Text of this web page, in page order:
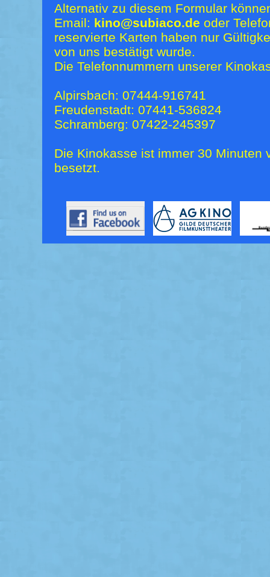
Alternativ zu diesem Formular
Email: kino@subiaco.de oder
reservierte Karten haben nur
von uns bestätigt wurde.
Die Telefonnummern unserer
Alpirsbach: 07444-916741
Freudenstadt: 07441-536824
Schramberg: 07422-245397
Die Kinokasse ist immer 30 Minuten
besetzt.